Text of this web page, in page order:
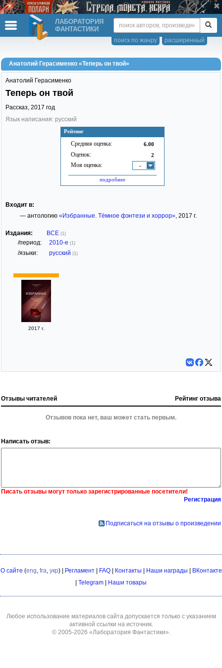
ЛАБОРАТОРИЯ
ФАНТАСТИКИ
расширенный
поиск по жанру
Анатолий Герасименко «Теперь он твой»
Рейтинг
Средняя оценка: 6.00
Оценок: 2
Моя оценка: -
подробнее
Анатолий Герасименко
Теперь он твой
Рассказ, 2017 год
Язык написания: русский
Входит в:
— антологию «Избранные. Тёмное фэнтези и хоррор», 2017 г.
Издания: ВСЕ (1)
/период: 2010-е (1)
/языки: русский (1)
2017 г.
Отзывы читателей Рейтинг отзыва
Отзывов пока нет, ваш может стать первым.
Написать отзыв:
Писать отзывы могут только зарегистрированные посетители!
Регистрация
Подписаться на отзывы о произведении
О сайте (eng fra укр) | Регламент| FAQ| Контакты | Наши награды | ВКонтакте
| Telegram | Наши товары
Любое использование материалов сайта допускается только с указанием
активной ссылки на источник.
© 2005-2026 «Лаборатория Фантастики»